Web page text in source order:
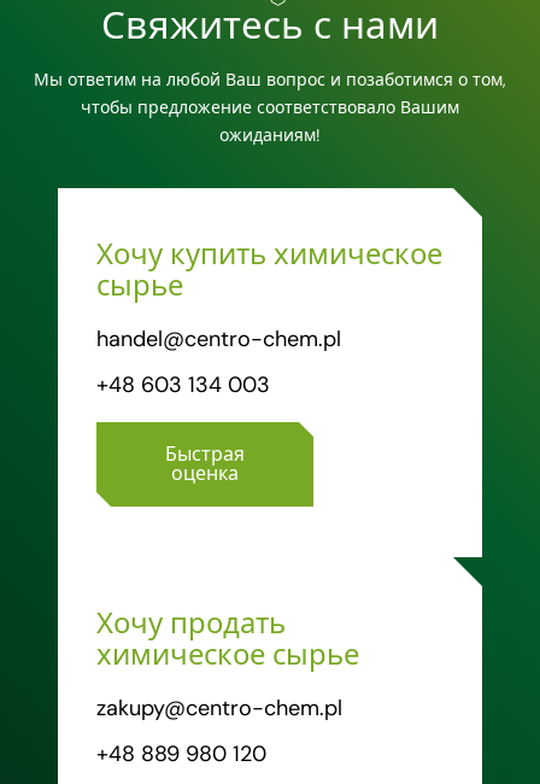
Свяжитесь с нами
Мы ответим на любой Ваш вопрос и позаботимся о том,
чтобы предложение соответствовало Вашим
ожиданиям!
Хочу купить химическое
сырье
handel@centro-chem.pl
+48 603 134 003
Быстрая
оценка
Хочу продать
химическое сырье
zakupy@centro-chem.pl
+48 889 980 120